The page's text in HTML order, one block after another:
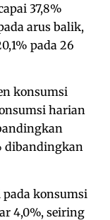
37,8%
arus balik,
pada 26
konsumsi
harian
dibandingkan
konsumsi
4,0%, seiring